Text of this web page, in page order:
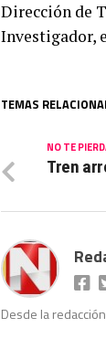
Dirección de
Investigador,
TEMAS
NO TE
Tren
Desde la